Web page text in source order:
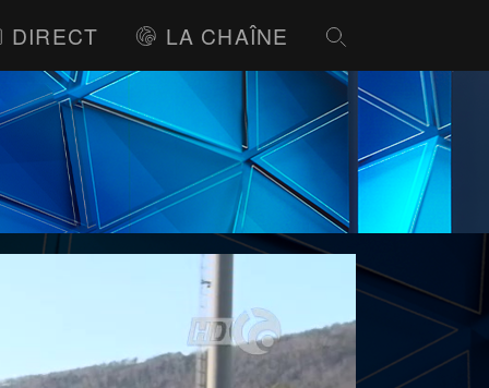
DIRECT LA CHAÎNE